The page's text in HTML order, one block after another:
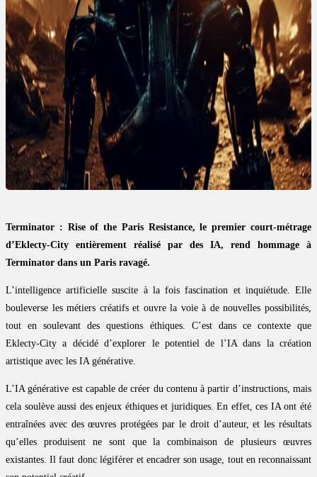
Terminator : Rise of the Paris Resistance, le premier court-métrage
d’Eklecty-City entièrement réalisé par des IA, rend hommage à
Terminator dans un Paris ravagé.
L’intelligence artificielle suscite à la fois fascination et inquiétude. Elle
bouleverse les métiers créatifs et ouvre la voie à de nouvelles possibilités,
tout en soulevant des questions éthiques. C’est dans ce contexte que
Eklecty-City a décidé d’explorer le potentiel de l’IA dans la création
artistique avec les IA générative.
L’IA générative est capable de créer du contenu à partir d’instructions, mais
cela soulève aussi des enjeux éthiques et juridiques. En effet, ces IA ont été
entraînées avec des œuvres protégées par le droit d’auteur, et les résultats
qu’elles produisent ne sont que la combinaison de plusieurs œuvres
existantes. Il faut donc légiférer et encadrer son usage, tout en reconnaissant